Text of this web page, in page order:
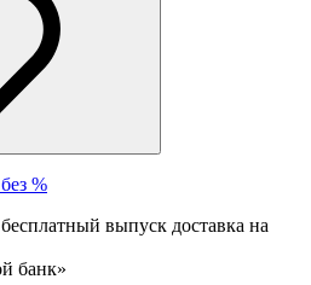
%
бесплатный выпуск доставка на